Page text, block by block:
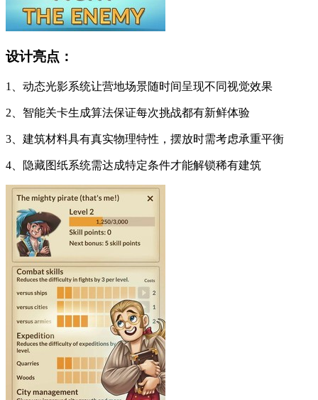
设计亮点：
1、动态光影系统让营地场景随时间呈现不同视觉效果
2、智能关卡生成算法保证每次挑战都有新鲜体验
3、建筑材料具有真实物理特性，摆放时需考虑承重平衡
4、隐藏图纸系统需达成特定条件才能解锁稀有建筑